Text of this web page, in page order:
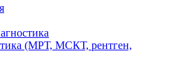
(МРТ, МСКТ, рентген,